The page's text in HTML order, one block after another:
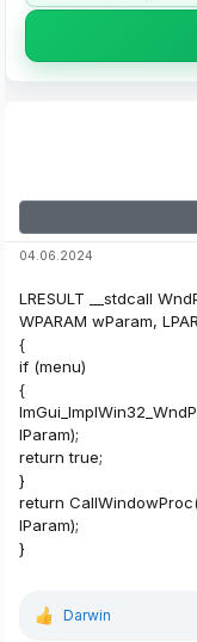
04.06.2024
LRESULT __stdcall
WPARAM wParam,
{
if (menu)
{
lParam);
return true;
}
return
lParam);
}
Р
Darwin